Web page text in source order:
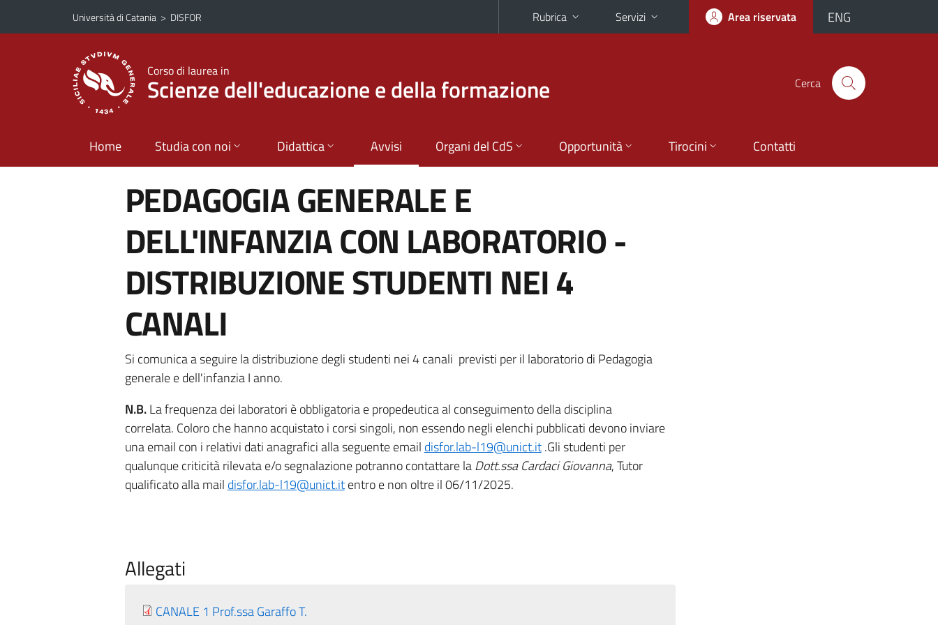
Vai al contenuto principale
Vai al menu di navigazione
Università di Catania > DISFOR Rubrica Servizi Area riservata ENG
Corso di laurea in
Scienze dell'educazione e della formazione Cerca
Home Studia con noi Didattica Avvisi Organi del CdS Opportunità Tirocini Contatti
PEDAGOGIA GENERALE E
DELL'INFANZIA CON LABORATORIO -
DISTRIBUZIONE STUDENTI NEI 4
CANALI
Si comunica a seguire la distribuzione degli studenti nei 4 canali previsti per il laboratorio di Pedagogia
generale e dell'infanzia I anno.
N.B.La frequenza dei laboratori è obbligatoria e propedeutica al conseguimento della disciplina
correlata. Coloro che hanno acquistato i corsi singoli, non essendo negli elenchi pubblicati devono inviare
una email con i relativi dati anagrafici alla seguente email disfor.lab-l19@unict.it.Gli studenti per
qualunque criticità rilevata e/o segnalazione potranno contattare laDott.ssa Cardaci Giovanna, Tutor
qualificato alla mail disfor.lab-l19@unict.itentro e non oltre il 06/11/2025.
Allegati
CANALE 1 Prof.ssa Garaffo T.